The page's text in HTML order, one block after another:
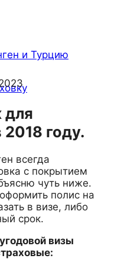
и Турцию
для
году.
всегда
с покрытием
чуть ниже.
полис на
в визе, либо
срок.
визы